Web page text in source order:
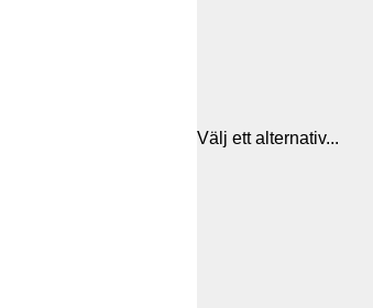
Välj ett alternativ...